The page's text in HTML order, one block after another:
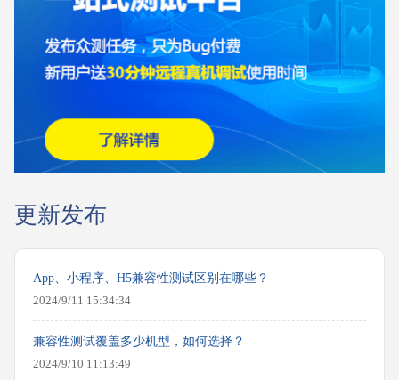
更新发布
App、小程序、H5兼容性测试区别在哪些？
2024/9/11 15:34:34
兼容性测试覆盖多少机型，如何选择？
2024/9/10 11:13:49